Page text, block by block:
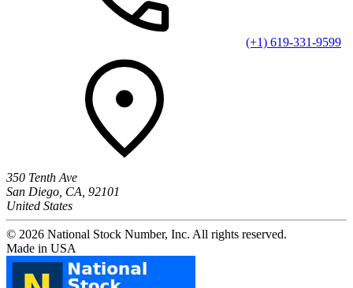
(+1) 619-331-9599
350 Tenth Ave
San Diego, CA, 92101
United States
© 2026 National Stock Number, Inc. All rights reserved.
Made in USA